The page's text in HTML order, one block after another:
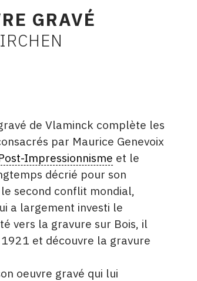
GRAVÉ
de Vlaminck complète les
par Maurice Genevoix
Impressionnisme et le
décrié pour son
second conflit mondial,
a largement investi le
vers la gravure sur Bois, il
et découvre la gravure
oeuvre gravé qui lui